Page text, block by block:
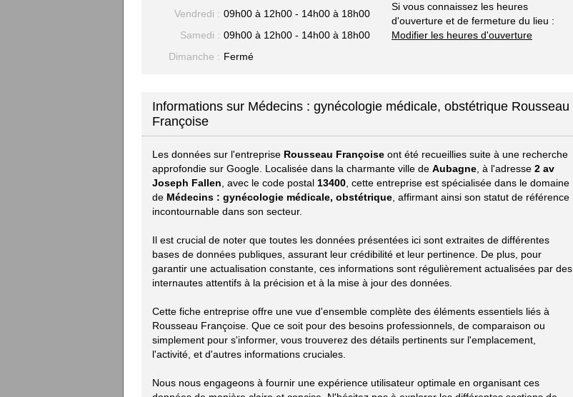
Vendredi : 09h00 à 12h00 - 14h00 à 18h00
Samedi : 09h00 à 12h00 - 14h00 à 18h00
Dimanche : Fermé
Si vous connaissez les heures
d'ouverture et de fermeture du lieu :
Modifier les heures d'ouverture
Informations sur Médecins : gynécologie médicale, obstétrique Rousseau
Françoise
Les données sur l'entreprise Rousseau Françoise ont été recueillies suite à une recherche
approfondie sur Google. Localisée dans la charmante ville de Aubagne , à l'adresse 2 av
Joseph Fallen , avec le code postal 13400 , cette entreprise est spécialisée dans le domaine
de Médecins : gynécologie médicale, obstétrique , affirmant ainsi son statut de référence
incontournable dans son secteur.
Il est crucial de noter que toutes les données présentées ici sont extraites de différentes
bases de données publiques, assurant leur crédibilité et leur pertinence. De plus, pour
garantir une actualisation constante, ces informations sont régulièrement actualisées par des
internautes attentifs à la précision et à la mise à jour des données.
Cette fiche entreprise offre une vue d'ensemble complète des éléments essentiels liés à
Rousseau Françoise. Que ce soit pour des besoins professionnels, de comparaison ou
simplement pour s'informer, vous trouverez des détails pertinents sur l'emplacement,
l'activité, et d'autres informations cruciales.
Nous nous engageons à fournir une expérience utilisateur optimale en organisant ces